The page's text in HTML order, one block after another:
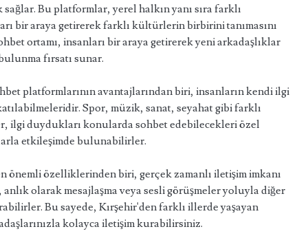
Bu platformlar, yerel halkın yanı sıra farklı
bir araya getirerek farklı kültürlerin birbirini tanımasını
ortamı, insanları bir araya getirerek yeni arkadaşlıklar
fırsatı sunar.
platformlarının avantajlarından biri, insanların kendi ilgi
Spor, müzik, sanat, seyahat gibi farklı
ilgi duydukları konularda sohbet edebilecekleri özel
etkileşimde bulunabilirler.
önemli özelliklerinden biri, gerçek zamanlı iletişim imkanı
anlık olarak mesajlaşma veya sesli görüşmeler yoluyla diğer
Bu sayede, Kırşehir'den farklı illerde yaşayan
kolayca iletişim kurabilirsiniz.